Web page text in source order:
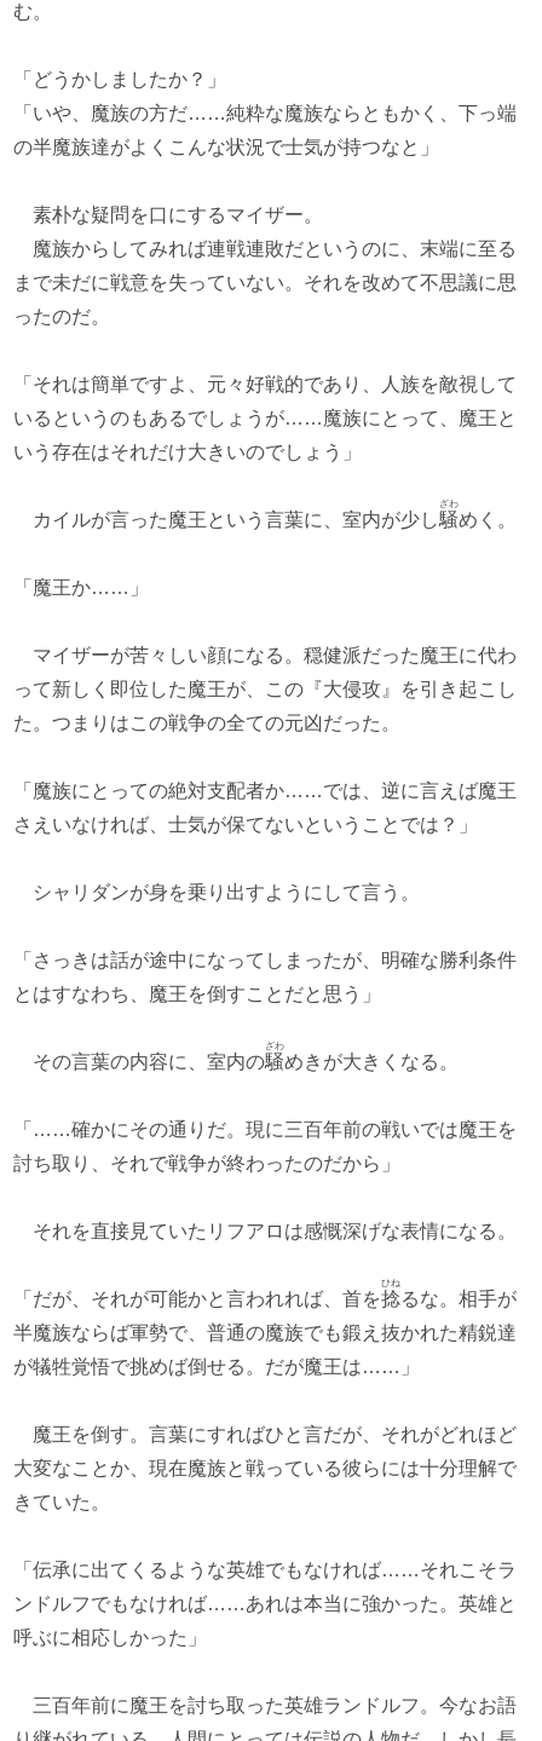
む。
「どうかしましたか？」
「いや、魔族の方だ……純粋な魔族ならともかく、下っ端
の半魔族達がよくこんな状況で士気が持つなと」
素朴な疑問を口にするマイザー。
魔族からしてみれば連戦連敗だというのに、末端に至る
まで未だに戦意を失っていない。それを改めて不思議に思
ったのだ。
「それは簡単ですよ、元々好戦的であり、人族を敵視して
いるというのもあるでしょうが……魔族にとって、魔王と
いう存在はそれだけ大きいのでしょう」
カイルが言った魔王という言葉に、室内が少し騒
ざわ
めく。
「魔王か……」
マイザーが苦々しい顔になる。穏健派だった魔王に代わ
って新しく即位した魔王が、この『大侵攻』を引き起こし
た。つまりはこの戦争の全ての元凶だった。
「魔族にとっての絶対支配者か……では、逆に言えば魔王
さえいなければ、士気が保てないということでは？」
シャリダンが身を乗り出すようにして言う。
「さっきは話が途中になってしまったが、明確な勝利条件
とはすなわち、魔王を倒すことだと思う」
その言葉の内容に、室内の騒
ざわ
めきが大きくなる。
「……確かにその通りだ。現に三百年前の戦いでは魔王を
討ち取り、それで戦争が終わったのだから」
それを直接見ていたリフアロは感慨深げな表情になる。
「だが、それが可能かと言われれば、首を捻
ひね
るな。相手が
半魔族ならば軍勢で、普通の魔族でも鍛え抜かれた精鋭達
が犠牲覚悟で挑めば倒せる。だが魔王は……」
魔王を倒す。言葉にすればひと言だが、それがどれほど
大変なことか、現在魔族と戦っている彼らには十分理解で
きていた。
「伝承に出てくるような英雄でもなければ……それこそラ
ンドルフでもなければ……あれは本当に強かった。英雄と
呼ぶに相応しかった」
三百年前に魔王を討ち取った英雄ランドルフ。今なお語